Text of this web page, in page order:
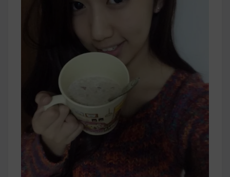
運動健身飲食建議
2020 年最新蛋白粉終極指南，讓你一次搞
清楚！
七大經典健身疑問，不要再被這些問題困擾
啦！
減醣食材推薦